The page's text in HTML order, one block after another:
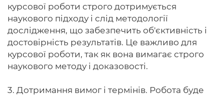
курсової роботи строго дотримується
наукового підходу і слід методології
дослідження, що забезпечить об'єктивність і
достовірність результатів. Це важливо для
курсової роботи, так як вона вимагає строго
наукового методу і доказовості.
3. Дотримання вимог і термінів. Робота буде